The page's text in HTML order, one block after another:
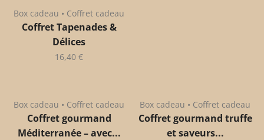
Box cadeau • Coffret cadeau
Coffret Tapenades &
Délices
16,40 €
Box cadeau • Coffret cadeau
Coffret gourmand
Méditerranée – avec...
Box cadeau • Coffret cadeau
Coffret gourmand truffe
et saveurs...